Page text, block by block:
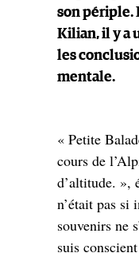
son périple.
Kilian, il y a
les
mentale.
« Petite
cours de
d’altitude. »,
n’était pas si
souvenirs ne
suis